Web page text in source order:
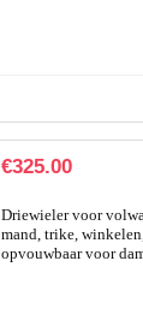
€325.00
Driewieler voor
mand, trike,
opvouwbaar voor